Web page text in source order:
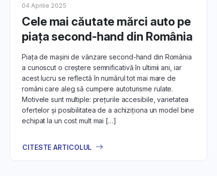
04 Aprilie 2025
Cele mai căutate mărci auto pe
piața second-hand din România
Piața de mașini de vânzare second-hand din România
a cunoscut o creștere semnificativă în ultimii ani, iar
acest lucru se reflectă în numărul tot mai mare de
români care aleg să cumpere autoturisme rulate.
Motivele sunt multiple: prețurile accesibile, varietatea
ofertelor și posibilitatea de a achiziționa un model bine
echipat la un cost mult mai […]
CITESTE ARTICOLUL